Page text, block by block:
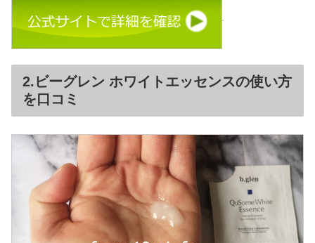
2.ビーグレン ホワイトエッセンスの使い方
を口コミ